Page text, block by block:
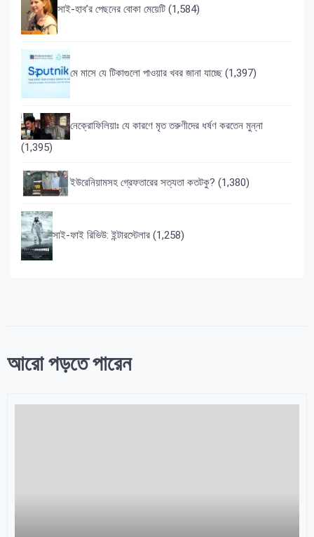
সাই-হাব’র পেছনের বোকা মেয়েটি (1,584)
মে মাসে যে টিকাগুলো পাওয়ার খবর জানা যাচ্ছে (1,397)
নেক্রোফিলিয়াঃ যে কারণে মৃত তরুণীদের ধর্ষণ করতেন মুন্না
(1,395)
ইউরেনিয়ামসহ গ্রেফতারের সত্যতা কতটকু? (1,380)
সাই-ফাই রিভিউ: ইন্টারস্টেলার (1,258)
আরো পড়তে পারেন